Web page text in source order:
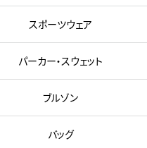
スポーツウェア
パーカー・スウェット
ブルゾン
バッグ